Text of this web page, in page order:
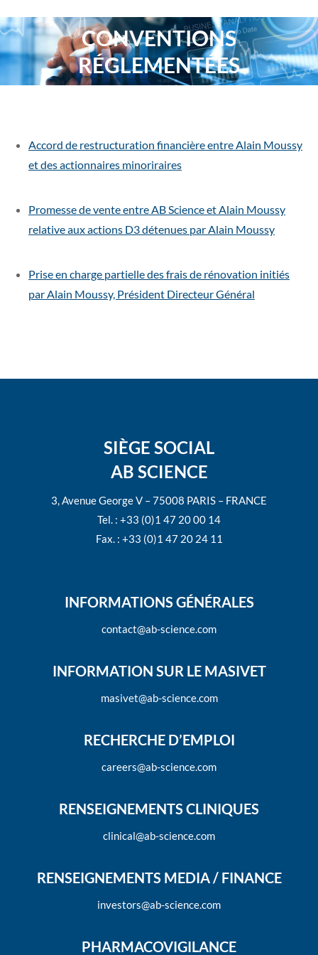
CONVENTIONS
RÉGLEMENTÉES
Vous êtes ici :
Accord de restructuration financière entre Alain Moussy
et des actionnaires minoriraires
Promesse de vente entre AB Science et Alain Moussy
relative aux actions D3 détenues par Alain Moussy
Prise en charge partielle des frais de rénovation initiés
par Alain Moussy, Président Directeur Général
SIÈGE SOCIAL
AB SCIENCE
3, Avenue George V – 75008 PARIS – FRANCE
Tel. : +33 (0)1 47 20 00 14
Fax. : +33 (0)1 47 20 24 11
INFORMATIONS GÉNÉRALES
contact@ab-science.com
INFORMATION SUR LE MASIVET
masivet@ab-science.com
RECHERCHE D’EMPLOI
careers@ab-science.com
RENSEIGNEMENTS CLINIQUES
clinical@ab-science.com
RENSEIGNEMENTS MEDIA / FINANCE
investors@ab-science.com
PHARMACOVIGILANCE